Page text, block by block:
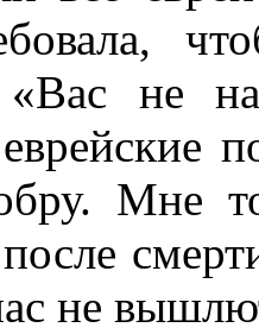
«Вас не
Мне
не